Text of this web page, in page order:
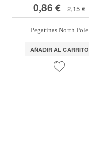
Top Ventas
Temática
Iniciar sesión/Regístrate
0,86 € 2,15 €
Pegatinas North Pole
AÑADIR AL CARRITO